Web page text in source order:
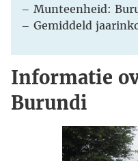
– Munteenheid:
– Gemiddeld
Informatie
Burundi